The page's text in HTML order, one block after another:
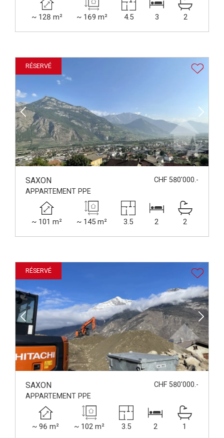
~ 128 m² ~ 169 m² 4.5 3 2
RÉSERVÉ
SAXON
CHF 580'000.-
APPARTEMENT PPE
~ 101 m² ~ 145 m² 3.5 2 2
RÉSERVÉ
SAXON
CHF 580'000.-
APPARTEMENT PPE
~ 96 m² ~ 102 m² 3.5 2 1